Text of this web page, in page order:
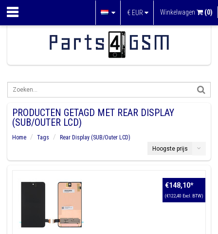
€ EUR Winkelwagen (0)
PRODUCTEN GETAGD MET REAR DISPLAY
(SUB/OUTER LCD)
Home Tags
Rear Display (SUB/Outer LCD)
Hoogste prijs
€148,10*
(€122,40 Excl. BTW)